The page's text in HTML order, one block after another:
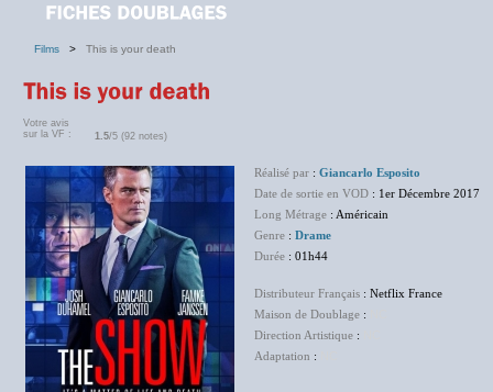
Films > This is your death
Votre avis
sur la VF :
1.5/5 (92 notes)
Réalisé par : Giancarlo Esposito
Date de sortie en VOD : 1er Décembre 2017
Long Métrage : Américain
Genre : Drame
Durée : 01h44
Distributeur Français : Netflix France
Maison de Doublage :
Direction Artistique :
Adaptation :